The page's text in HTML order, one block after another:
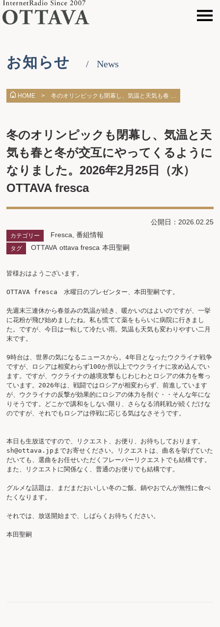
お知らせ News
HOME > 冬のオリンピックも閉幕し、気温と天気も春 …
冬のオリンピックも閉幕し、気温と天
気も春と冬が交互にやってくるように
なりました。2026年2月25日（水）
OTTAVA fresca
公開日：2026.02.25
カテゴリー Fresca ,番組情報
タグ OTTAVA ottava fresca 本田聖嗣
皆様おはようございます。
OTTAVA fresca　水曜日のプレゼンター、本田聖嗣です。
先週末三連休から春並みの気温が続き、暖かいのはよいのですが、一挙
に花粉が飛び始めましたね。私も慌てて薬をもらいに病院に行きまし
た。ですが、今日は一転して冷たい雨。気温も天気も変わりやすい二月
末です。
9時台は、世界の気になるニュースから。4年目となったウクライナ戦争
ですが、ロシアは相変わらず100か所以上でウクライナに攻め込んでい
ます。ですが、ウクライナの越境攻撃もじわじわとロシアの体力を奪っ
ています。2026年は、戦闘ではロシアが相変わらず、前進しています
が、ウクライナの反撃が効果的にロシアの体力を削ぐ・・そんな年にな
りそうです。どこかで講和をしない限り、さらなる消耗戦が続くだけな
のですが、それでもロシアは停戦に応じる気はなさそうです。
本日も生放送ですので、リクエスト、お便り、お待ちしております。
sh@ottava.jpまでお寄せください。リクエストは、曲名を挙げていた
だいても、選曲をお任せいただくフレーバーリクエストでも結構です。
また、リクエストに関係なく、普通のお便りでも結構です。
グルメな話題は、まだまだおいしい冬のご飯。鍋やおでんが無性に食べ
たくなります。
それでは、放送開始まで、しばらくお待ちください。